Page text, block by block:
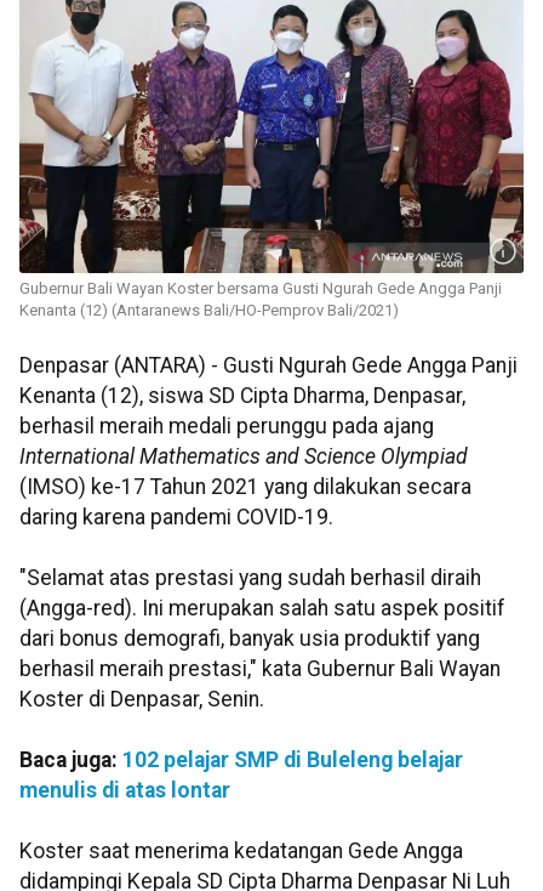
Gubernur Bali Wayan Koster bersama Gusti Ngurah Gede Angga Panji
Kenanta (12) (Antaranews Bali/HO-Pemprov Bali/2021)
Denpasar (ANTARA) - Gusti Ngurah Gede Angga Panji
Kenanta (12), siswa SD Cipta Dharma, Denpasar,
berhasil meraih medali perunggu pada ajang
International Mathematics and Science Olympiad
(IMSO) ke-17 Tahun 2021 yang dilakukan secara
daring karena pandemi COVID-19.
"Selamat atas prestasi yang sudah berhasil diraih
(Angga-red). Ini merupakan salah satu aspek positif
dari bonus demografi, banyak usia produktif yang
berhasil meraih prestasi," kata Gubernur Bali Wayan
Koster di Denpasar, Senin.
Baca juga: 102 pelajar SMP di Buleleng belajar
menulis di atas lontar
Koster saat menerima kedatangan Gede Angga
didampingi Kepala SD Cipta Dharma Denpasar Ni Luh